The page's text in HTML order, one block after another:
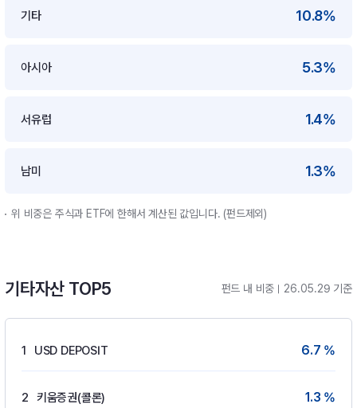
기타 10.8%
아시아 5.3%
서유럽 1.4%
남미 1.3%
위 비중은 주식과 ETF에 한해서 계산된 값입니다. (펀드제외)
기타자산 TOP5 펀드 내 비중 26.05.29 기준
1 USD DEPOSIT 6.7 %
2 키움증권(콜론) 1.3 %